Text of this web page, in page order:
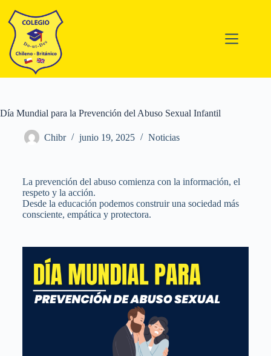
Día Mundial para la Prevención del Abuso Sexual Infantil
Chibr junio 19, 2025 Noticias
La prevención del abuso comienza con la información, el
respeto y la acción.
Desde la educación podemos construir una sociedad más
consciente, empática y protectora.